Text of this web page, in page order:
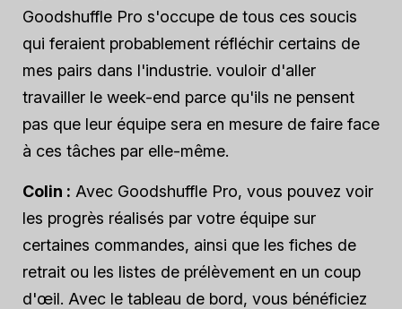
Goodshuffle Pro s'occupe de tous ces soucis
qui feraient probablement réfléchir certains de
mes pairs dans l'industrie. vouloir d'aller
travailler le week-end parce qu'ils ne pensent
pas que leur équipe sera en mesure de faire face
à ces tâches par elle-même.
Colin : Avec Goodshuffle Pro, vous pouvez voir
les progrès réalisés par votre équipe sur
certaines commandes, ainsi que les fiches de
retrait ou les listes de prélèvement en un coup
d'œil. Avec le tableau de bord, vous bénéficiez